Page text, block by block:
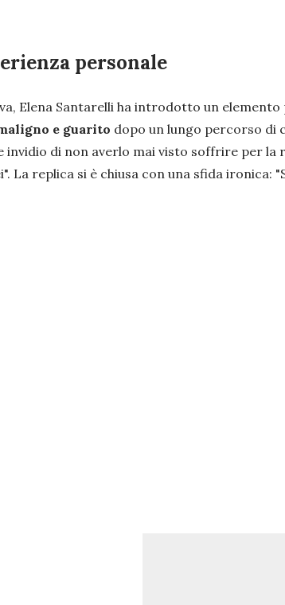
personale
Elena Santarelli ha introdotto un
e guarito dopo un lungo percorso di
invidio di non averlo mai visto soffrire per
La replica si è chiusa con una sfida ironica: